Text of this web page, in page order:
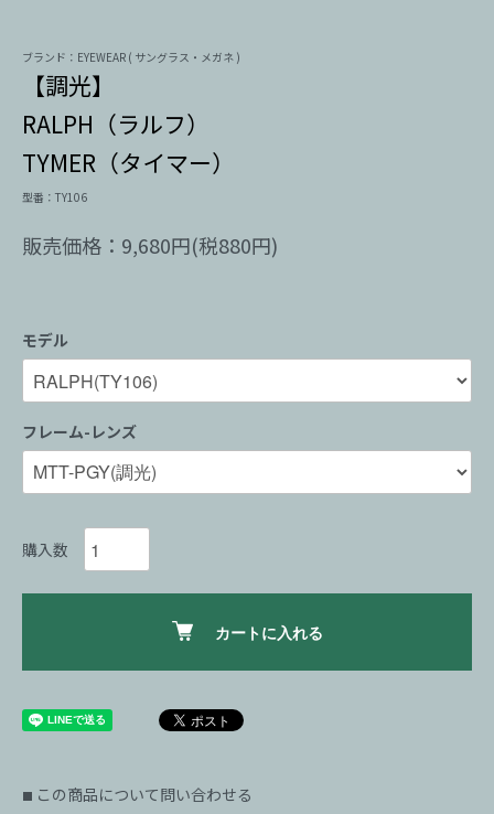
ブランド：EYEWEAR ( サングラス・メガネ )
【調光】
RALPH（ラルフ）
TYMER（タイマー）
型番：TY106
販売価格：9,680円(税880円)
モデル
フレーム-レンズ
購入数
カートに入れる
■ この商品について問い合わせる